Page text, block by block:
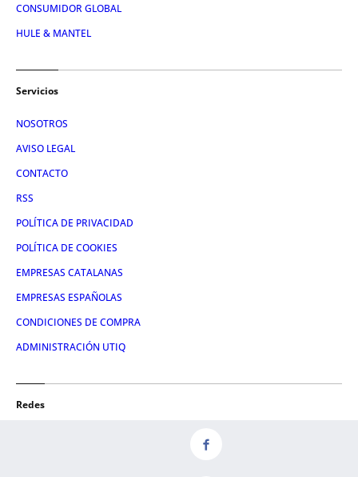
CONSUMIDOR GLOBAL
HULE & MANTEL
Servicios
NOSOTROS
AVISO LEGAL
CONTACTO
RSS
POLÍTICA DE PRIVACIDAD
POLÍTICA DE COOKIES
EMPRESAS CATALANAS
EMPRESAS ESPAÑOLAS
CONDICIONES DE COMPRA
ADMINISTRACIÓN UTIQ
Redes